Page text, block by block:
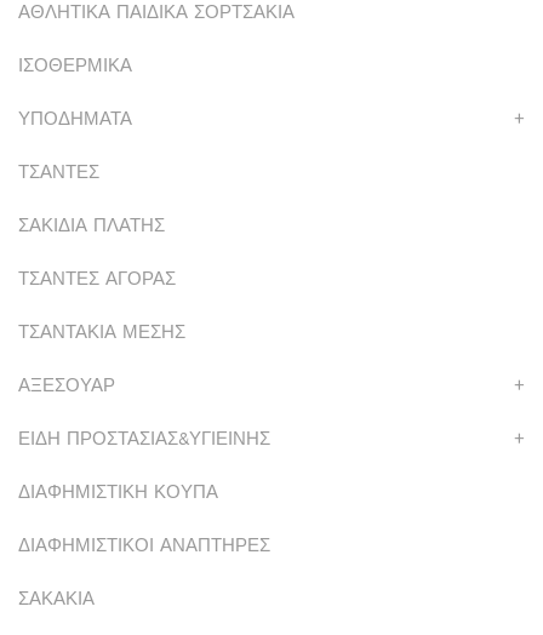
ΑΘΛΗΤΙΚΑ ΠΑΙΔΙΚΑ ΣΟΡΤΣΑΚΙΑ
ΙΣΟΘΕΡΜΙΚΑ
ΥΠΟΔΗΜΑΤΑ +
ΤΣΑΝΤΕΣ
ΣΑΚΙΔΙΑ ΠΛΑΤΗΣ
ΤΣΑΝΤΕΣ ΑΓΟΡΑΣ
ΤΣΑΝΤΑΚΙΑ ΜΕΣΗΣ
ΑΞΕΣΟΥΑΡ +
ΕΙΔΗ ΠΡΟΣΤΑΣΙΑΣ&ΥΓΙΕΙΝΗΣ +
ΔΙΑΦΗΜΙΣΤΙΚΗ ΚΟΥΠΑ
ΔΙΑΦΗΜΙΣΤΙΚΟΙ ΑΝΑΠΤΗΡΕΣ
ΣΑΚΑΚΙΑ